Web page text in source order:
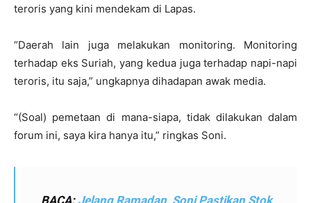
teroris yang kini mendekam di Lapas.
“Daerah lain juga melakukan monitoring. Monitoring
terhadap eks Suriah, yang kedua juga terhadap napi-napi
teroris, itu saja,” ungkapnya dihadapan awak media.
“(Soal) pemetaan di mana-siapa, tidak dilakukan dalam
forum ini, saya kira hanya itu,” ringkas Soni.